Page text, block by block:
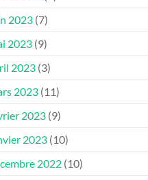
2023 (7)
2023 (9)
2023 (3)
2023 (11)
2023 (9)
2023 (10)
2022 (10)